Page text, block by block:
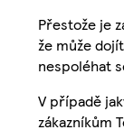
Přestože je
že může
nespoléhat
V případě
zákazníkům